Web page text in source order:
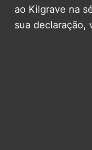
ao Kilgrave na
sua declaração,